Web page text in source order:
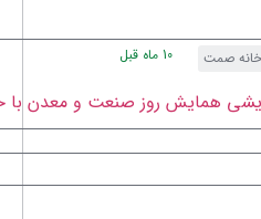
خانه صمت 10 ماه قبل
همایش روز صنعت و معدن با